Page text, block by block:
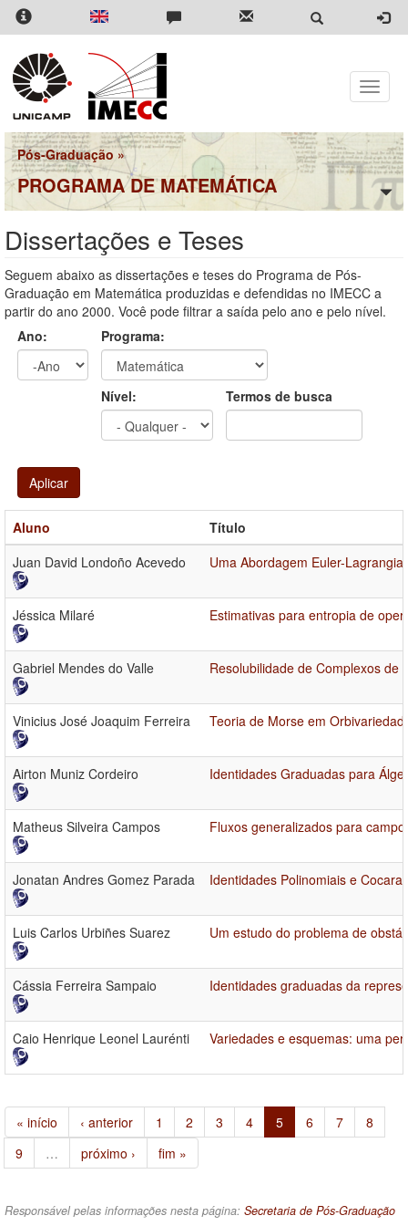
Pular
para
conteúdo
principal
Toggle
Pós-Graduação »
PROGRAMA DE MATEMÁTICA
Dissertações e Teses
Seguem abaixo as dissertações e teses do Programa de Pós-
Graduação em Matemática produzidas e defendidas no IMECC a
partir do ano 2000. Você pode filtrar a saída pelo ano e pelo nível.
Ano:
Programa:
Nível: Termos de busca
Aplicar
Aluno
Título
Juan David Londoño Acevedo
Uma Abordagem Euler-
Jéssica Milaré Estimativas para entropia de
Gabriel Mendes do Valle Resolubilidade de Complexos de
Vinicius José Joaquim Ferreira Teoria de Morse em
Airton Muniz Cordeiro Identidades Graduadas para
Matheus Silveira Campos Fluxos generalizados para
Jonatan Andres Gomez Parada Identidades Polinomiais e
Luis Carlos Urbiñes Suarez Um estudo do problema de
Cássia Ferreira Sampaio Identidades graduadas da
Caio Henrique Leonel Laurénti Variedades e esquemas: uma
« início ‹ anterior 1 2 3 4 5 6 7
8
9
… próximo › fim »
Responsável pelas informações nesta página: Secretaria de Pós-Graduação